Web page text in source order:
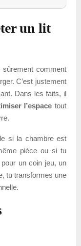
un lit
sûrement comment
C’est justement
Dans les faits, il
l’espace tout
si la chambre est
pièce ou si tu
un coin jeu, un
tu transformes une